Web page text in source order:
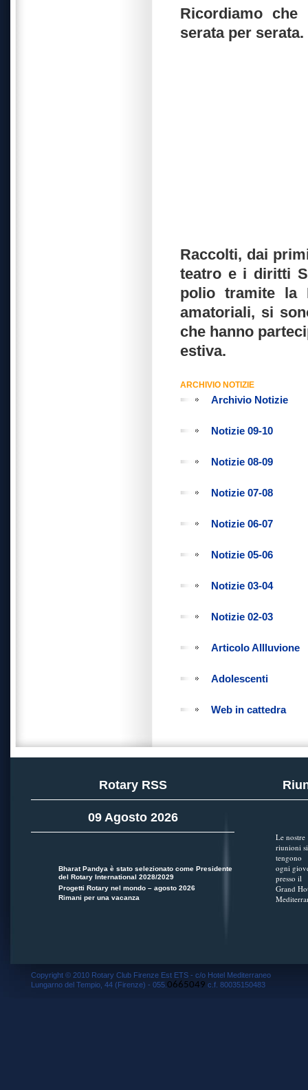
Ricordiamo
serata per
Raccolti, dai
teatro e i diritti
polio tramite la
amatoriali, si
che hanno
estiva.
ARCHIVIO NOTIZIE
Archivio Notizie
Notizie 09-10
Notizie 08-09
Notizie 07-08
Notizie 06-07
Notizie 05-06
Notizie 03-04
Notizie 02-03
Articolo Allluvione
Adolescenti
Web in cattedra
Rotary RSS
09 Agosto 2026
Bharat Pandya è stato selezionato come Presidente
del Rotary International 2028/2029
Progetti Rotary nel mondo – agosto 2026
Rimani per una vacanza
Le nostre
riunioni si
tengono
ogni
presso il
Grand
Copyright © 2010 Rotary Club Firenze Est ETS - c/o Hotel Mediterraneo
Lungarno del Tempio, 44 (Firenze) - 055. 0665049 c.f. 80035150483